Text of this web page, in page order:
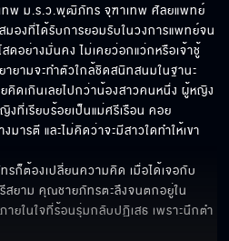
พ ม.ร.ว.พุฒิภัทร จุฑาเทพ ศัลยแพทย์
องที่ได้รับการยอมรับในวงการแพทย์จน
ดอย่างมั่นคง ไม่เคยว่อกแว่กหรือเจ้าชู้
ยามจะทำตัวใกล้ชิดสนิทสนมในฐานะ
ดเกินเลยไปกว่าน้องสาวคนหนึ่ง ผู้หญิง
ที่เรียบร้อยเป็นแม่ศรีเรือน คอย
ารตี และไม่คิดว่าจะมีสาวใดทำให้เขา
สยาม คุณชายภัทรตะลึงจนตกอยู่ใน
ยในใจที่ร้อนรุ่มกลับปฏิเสธ เพราะนึกตำ